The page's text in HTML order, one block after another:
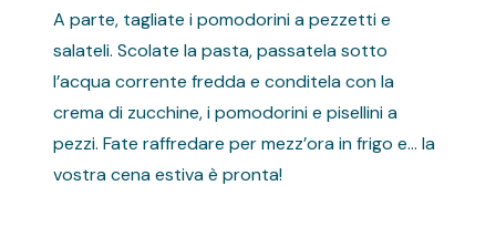
A parte, tagliate i pomodorini a pezzetti e
salateli. Scolate la pasta, passatela sotto
l’acqua corrente fredda e conditela con la
crema di zucchine, i pomodorini e pisellini a
pezzi. Fate raffredare per mezz’ora in frigo e… la
vostra cena estiva è pronta!